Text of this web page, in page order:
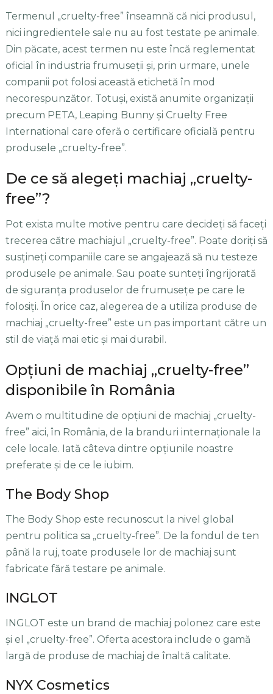
Termenul „cruelty-free” înseamnă că nici produsul,
nici ingredientele sale nu au fost testate pe animale.
Din păcate, acest termen nu este încă reglementat
oficial în industria frumuseții și, prin urmare, unele
companii pot folosi această etichetă în mod
necorespunzător. Totuși, există anumite organizații
precum PETA, Leaping Bunny și Cruelty Free
International care oferă o certificare oficială pentru
produsele „cruelty-free”.
De ce să alegeți machiaj „cruelty-
free”?
Pot exista multe motive pentru care decideți să faceți
trecerea către machiajul „cruelty-free”. Poate doriți să
susțineți companiile care se angajează să nu testeze
produsele pe animale. Sau poate sunteți îngrijorată
de siguranța produselor de frumusețe pe care le
folosiți. În orice caz, alegerea de a utiliza produse de
machiaj „cruelty-free” este un pas important către un
stil de viață mai etic și mai durabil.
Opțiuni de machiaj „cruelty-free”
disponibile în România
Avem o multitudine de opțiuni de machiaj „cruelty-
free” aici, în România, de la branduri internaționale la
cele locale. Iată câteva dintre opțiunile noastre
preferate și de ce le iubim.
The Body Shop
The Body Shop este recunoscut la nivel global
pentru politica sa „cruelty-free”. De la fondul de ten
până la ruj, toate produsele lor de machiaj sunt
fabricate fără testare pe animale.
INGLOT
INGLOT este un brand de machiaj polonez care este
și el „cruelty-free”. Oferta acestora include o gamă
largă de produse de machiaj de înaltă calitate.
NYX Cosmetics